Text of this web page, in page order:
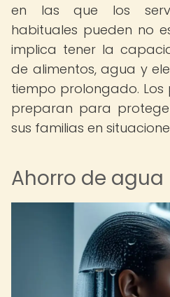
en las que los
habituales pueden no
implica tener la
de alimentos, agua y
tiempo prolongado.
preparan para
sus familias en
Ahorro de agua